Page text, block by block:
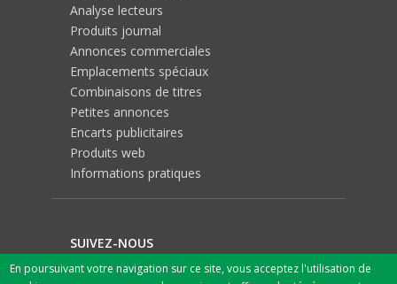
Analyse lecteurs
Produits journal
Annonces commerciales
Emplacements spéciaux
Combinaisons de titres
Petites annonces
Encarts publicitaires
Produits web
Informations pratiques
SUIVEZ-NOUS
En poursuivant votre navigation sur ce site, vous acceptez l'utilisation de